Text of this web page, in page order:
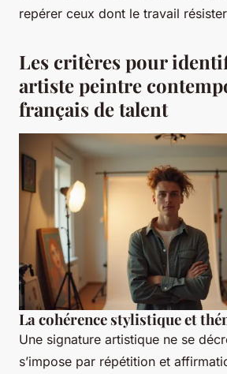
repérer ceux dont le travail
Les critères pour
artiste peintre
français de talent
La cohérence stylistique et
Une signature artistique ne se
s’impose par répétition et